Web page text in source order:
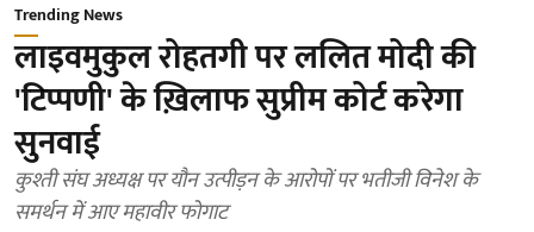
Trending News
लाइवमुकुल रोहतगी पर ललित मोदी की
'टिप्पणी' के ख़िलाफ सुप्रीम कोर्ट करेगा
सुनवाई
कुश्ती संघ अध्यक्ष पर यौन उत्पीड़न के आरोपों पर भतीजी विनेश के
समर्थन में आए महावीर फोगाट